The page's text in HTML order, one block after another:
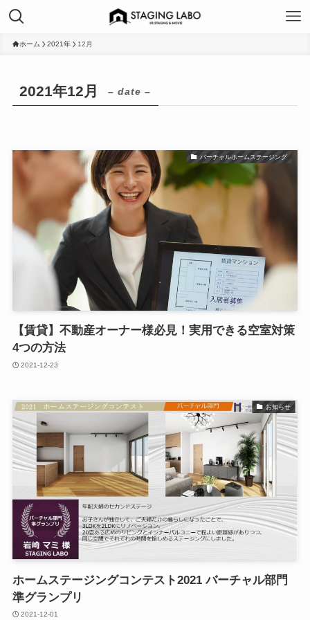
ホーム 2021年 12月
2021年12月 – date –
バーチャルホームステージング
【賃貸】不動産オーナー様必見！実用できる空室対策
4つの方法
2021-12-23
お知らせ
ホームステージングコンテスト2021 バーチャル部門
準グランプリ
2021-12-01